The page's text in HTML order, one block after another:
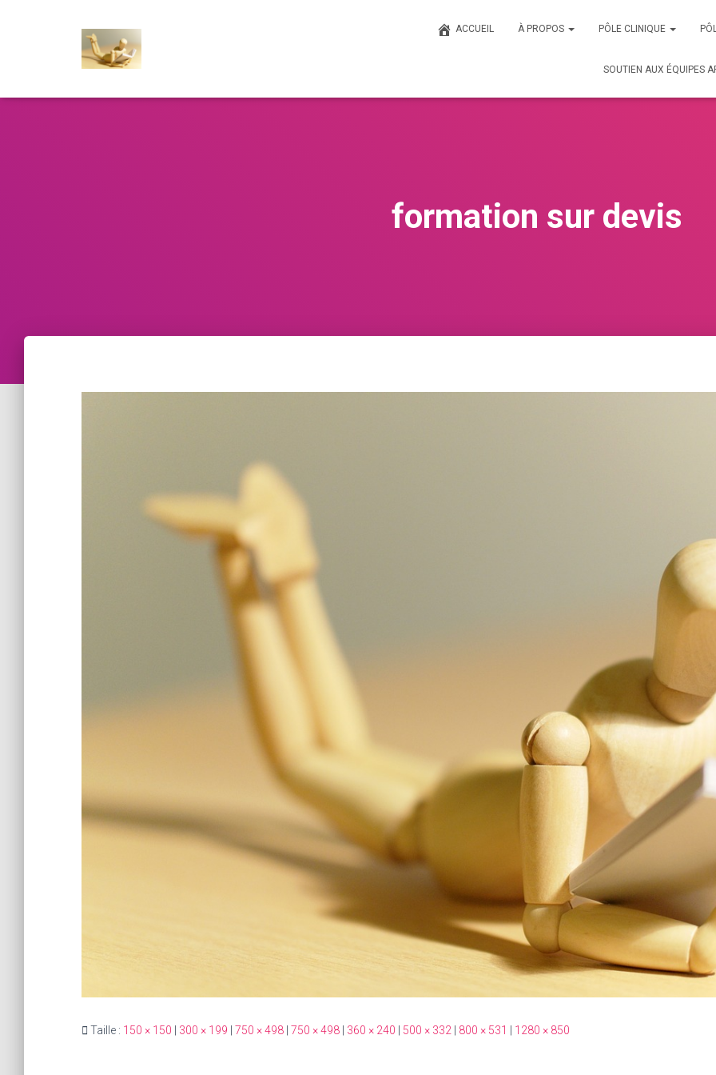
ACCUEIL À PROPOS PÔLE CLINIQUE
SOUTIEN AUX ÉQUIPES
formation sur devis
Taille : 150 × 150 300 × 199 750 × 498 750 × 498 360 × 240 500 × 332 800 × 531 1280 × 850